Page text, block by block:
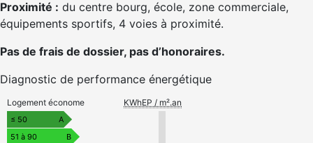
Proximité : du centre bourg, école, zone commerciale,
équipements sportifs, 4 voies à proximité.
Pas de frais de dossier, pas d’honoraires.
Diagnostic de performance énergétique
Logement économe KWhEP / m².an
≤ 50
A
51 à 90
B